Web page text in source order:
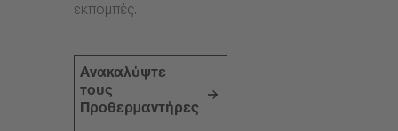
εκπομπές.
Ανακαλύψτε
τους
Προθερμαντήρες